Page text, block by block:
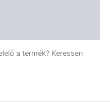
a termék? Keressen